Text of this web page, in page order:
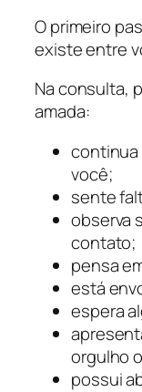
O primeiro
existe entre
Na consulta,
amada:
continua
você;
sente
observa
contato;
pensa
está
espera
orgulho
possui